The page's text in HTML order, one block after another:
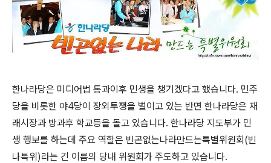
한나라당은 미디어법 통과이후 민생을 챙기겠다고 했습니다. 민주
당을 비롯한 야4당이 장외투쟁을 벌이고 있는 반면 한나라당은 재
래시장과 방과후 학교등을 돌고 있습니다. 한나라당 지도부가 민
생 행보를 하는데 주요 역할은 빈곤없는나라만드는특별위원회(빈
나특위)라는 긴 이름의 당내 위원회가 주도하고 있습니다.